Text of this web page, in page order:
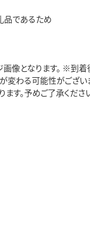
品であるため
像となります。 ※到
わる可能性がござ
す。予めご了承くだ